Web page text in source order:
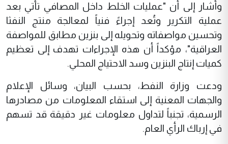
وأشار إلى أن "عمليات الخلط داخل المصافي تأتي بعد
عملية التكرير وتُعد إجراءً فنياً لمعالجة منتج النفثا
وتحسين مواصفاته وتحويله إلى بنزين مطابق للمواصفة
العراقية"، مؤكداً أن هذه الإجراءات تهدف إلى تعظيم
كميات إنتاج البنزين وسد الاحتياج المحلي.
ودعت وزارة النفط، بحسب البيان، وسائل الإعلام
والجهات المعنية إلى استقاء المعلومات من مصادرها
الرسمية، تجنباً لتداول معلومات غير دقيقة قد تسهم
في إرباك الرأي العام.